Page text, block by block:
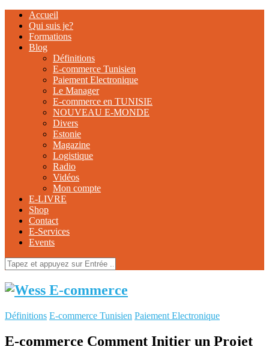
Accueil
Qui suis je?
Formations
Blog
Définitions
E-commerce Tunisien
Paiement Electronique
Le Manager
E-commerce en TUNISIE
NOUVEAU E-MONDE
Divers
Estonie
Magazine
Logistique
Radio
Vidéos
Mon compte
E-LIVRE
Shop
Contact
E-Services
Events
Définitions E-commerce Tunisien Paiement Electronique
E-commerce Comment Initier un Projet